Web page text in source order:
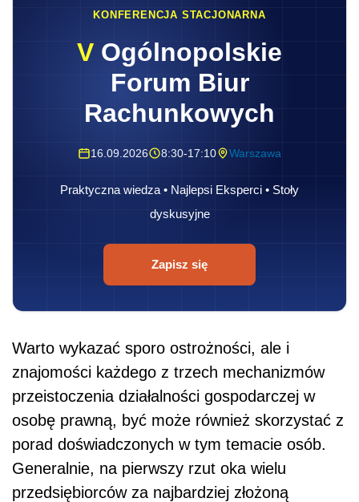
KONFERENCJA STACJONARNA
V Ogólnopolskie
Forum Biur
Rachunkowych
16.09.2026 8:30-17:10 Warszawa
Praktyczna wiedza • Najlepsi Eksperci • Stoły
dyskusyjne
Zapisz się
Warto wykazać sporo ostrożności, ale i
znajomości każdego z trzech mechanizmów
przeistoczenia działalności gospodarczej w
osobę prawną, być może również skorzystać z
porad doświadczonych w tym temacie osób.
Generalnie, na pierwszy rzut oka wielu
przedsiębiorców za najbardziej złożoną